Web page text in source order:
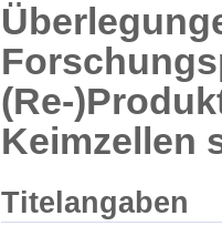
(Re-
Keimzellen
Titelangaben